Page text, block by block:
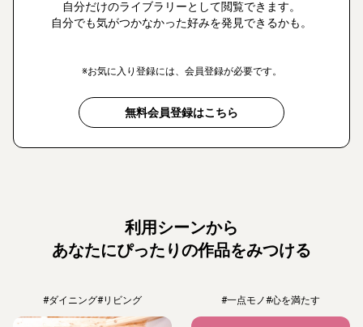
自分だけのライブラリーとして閲覧できます。
自分でも気がつかなかった好みを発見できるかも。
※お気に入り登録には、会員登録が必要です。
無料会員登録はこちら
利用シーンから
あなたにぴったりの作品をみつける
#ダイニング#リビング #一点モノ#心を満たす